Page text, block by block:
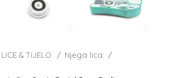
LICE & TIJELO
Njega lica